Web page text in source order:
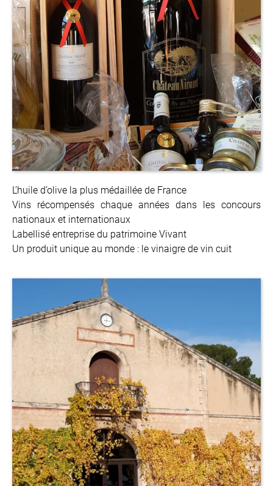
L’huile d’olive la plus médaillée de France
Vins récompensés chaque années dans les concours
nationaux et internationaux
Labellisé entreprise du patrimoine Vivant
Un produit unique au monde : le vinaigre de vin cuit